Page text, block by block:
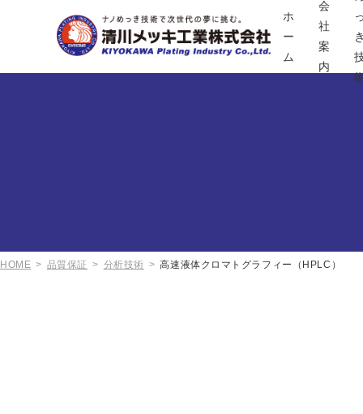
ホ
ー
ム
会
社
案
内
HOME 品質保証 分析技術 高速液体クロマトグラフィー（HPLC）